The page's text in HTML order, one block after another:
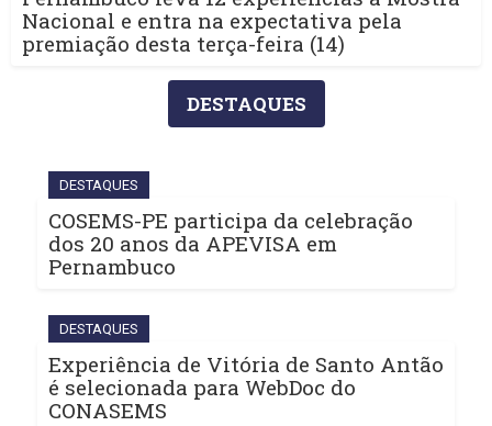
Nacional e entra na expectativa pela
premiação desta terça-feira (14)
DESTAQUES
DESTAQUES
COSEMS-PE participa da celebração
dos 20 anos da APEVISA em
Pernambuco
DESTAQUES
Experiência de Vitória de Santo Antão
é selecionada para WebDoc do
CONASEMS